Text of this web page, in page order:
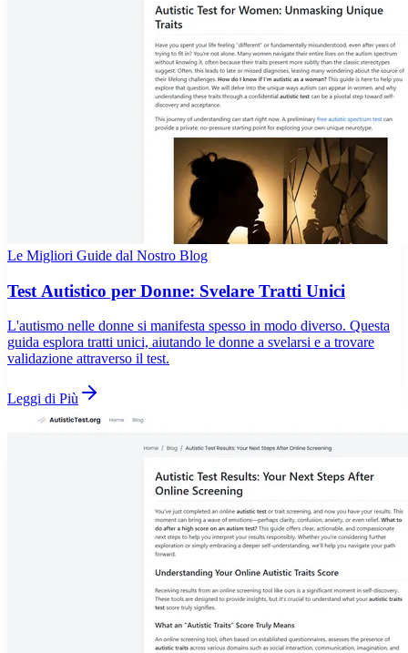
Le Migliori Guide dal Nostro Blog
Test Autistico per Donne: Svelare Tratti Unici
L'autismo nelle donne si manifesta spesso in modo diverso. Questa
guida esplora tratti unici, aiutando le donne a svelarsi e a trovare
validazione attraverso il test.
Leggi di Più